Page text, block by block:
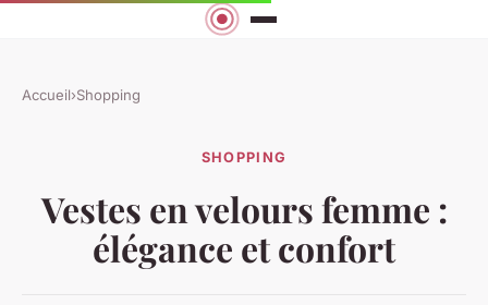
Accueil›Shopping
SHOPPING
Vestes en velours femme :
élégance et confort